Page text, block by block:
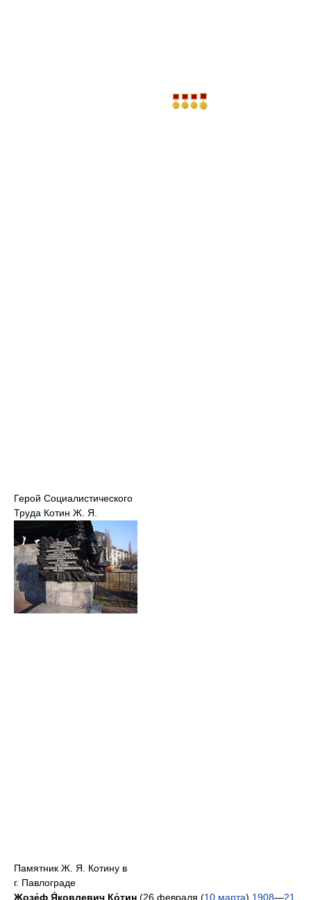
Герой Социалистического
Труда Котин Ж. Я.
Памятник Ж. Я. Котину в
г. Павлограде
Жозе́ф Я́ковлевич Ко́тин (26 февраля (10 марта) 1908—21